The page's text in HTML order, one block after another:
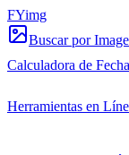
FYimg
Buscar por
Calculadora de
Herramientas en